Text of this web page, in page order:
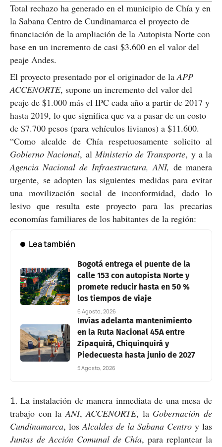
Total rechazo ha generado en el municipio de Chía y en
la Sabana Centro de Cundinamarca el proyecto de
financiación de la ampliación de la Autopista Norte con
base en un incremento de casi $3.600 en el valor del
peaje Andes.
El proyecto presentado por el originador de la APP
ACCENORTE, supone un incremento del valor del
peaje de $1.000 más el IPC cada año a partir de 2017 y
hasta 2019, lo que significa que va a pasar de un costo
de $7.700 pesos (para vehículos livianos) a $11.600.
“Como alcalde de Chía respetuosamente solicito al
Gobierno Nacional, al Ministerio de Transporte, y a la
Agencia Nacional de Infraestructura, ANI, de manera
urgente, se adopten las siguientes medidas para evitar
una movilización social de inconformidad, dado lo
lesivo que resulta este proyecto para las precarias
economías familiares de los habitantes de la región:
Lea también
Bogotá entrega el puente de la
calle 153 con autopista Norte y
promete reducir hasta en 50 %
los tiempos de viaje
6 Agosto, 2026
Invías adelanta mantenimiento
en la Ruta Nacional 45A entre
Zipaquirá, Chiquinquirá y
Piedecuesta hasta junio de 2027
5 Agosto, 2026
La instalación de manera inmediata de una mesa de
trabajo con la ANI,ACCENORTE, la Gobernación de
Cundinamarca, los Alcaldes de la Sabana Centro y las
Juntas de Acción Comunal de Chía, para replantear la